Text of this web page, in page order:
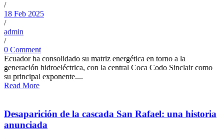
/
18 Feb 2025
/
admin
/
0 Comment
Ecuador ha consolidado su matriz energética en torno a la
generación hidroeléctrica, con la central Coca Codo Sinclair como
su principal exponente....
Read More
Desaparición de la cascada San Rafael: una historia
anunciada